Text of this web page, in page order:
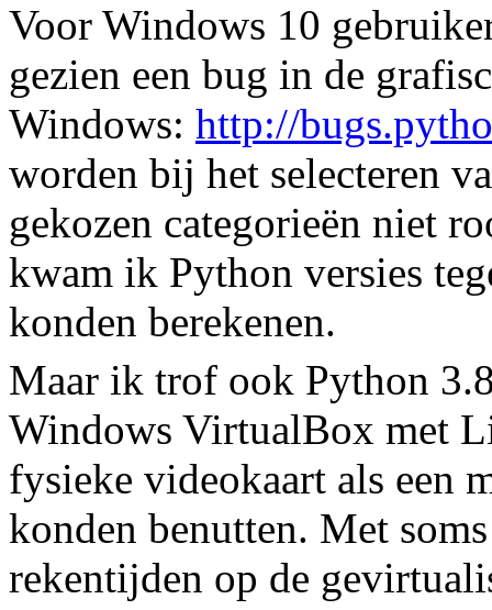
Voor Windows 10
gezien een bug in de
Windows: http://
worden bij het selecteren
gekozen categorieën niet
kwam ik Python versies
konden berekenen.
Maar ik trof ook Python
Windows VirtualBox met
fysieke videokaart als een
konden benutten. Met
rekentijden op de